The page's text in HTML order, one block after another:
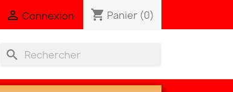
 Connexion shopping_cart Panier (0)
search